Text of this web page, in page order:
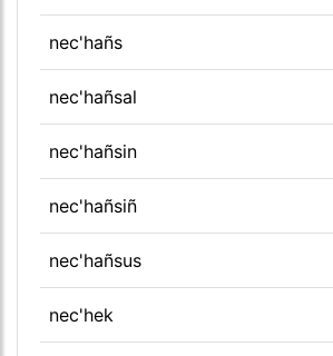
nec'hañs
nec'hañsal
nec'hañsin
nec'hañsiñ
nec'hañsus
nec'hek